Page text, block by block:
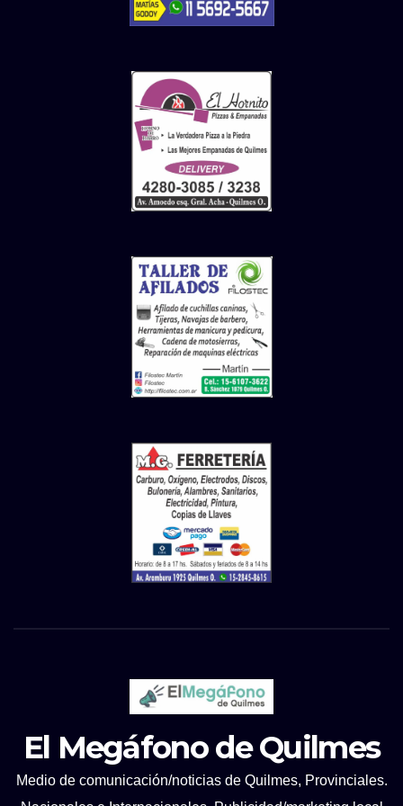
El Megáfono de Quilmes
Medio de comunicación/noticias de Quilmes, Provinciales.